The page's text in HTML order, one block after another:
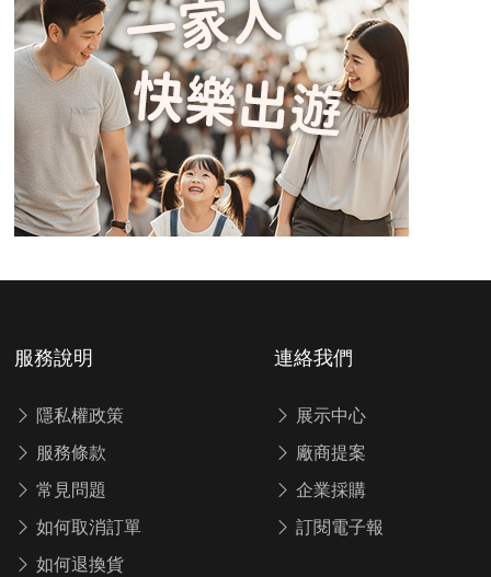
服務說明
隱私權政策
服務條款
常見問題
如何取消訂單
如何退換貨
連絡我們
展示中心
廠商提案
企業採購
訂閱電子報